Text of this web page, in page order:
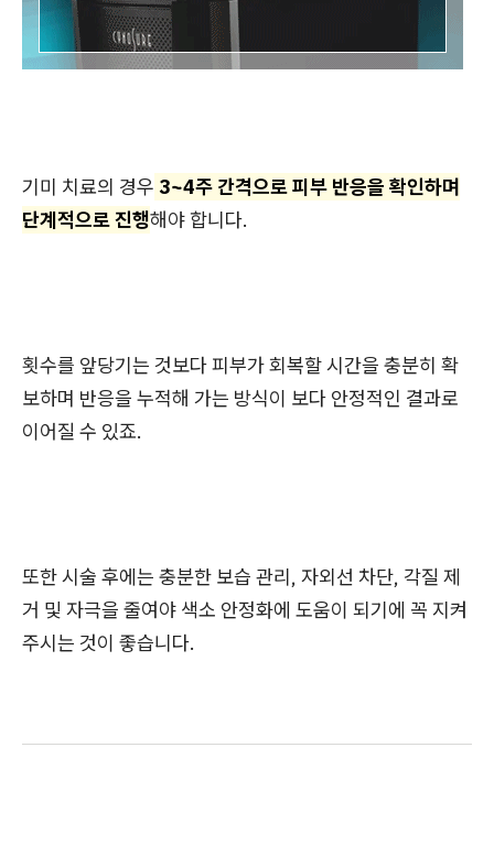
기미 치료의 경우 3~4주 간격으로 피부 반응을 확인하며
단계적으로 진행해야 합니다.
횟수를 앞당기는 것보다 피부가 회복할 시간을 충분히 확
보하며 반응을 누적해 가는 방식이 보다 안정적인 결과로
이어질 수 있죠.
또한 시술 후에는 충분한 보습 관리, 자외선 차단, 각질 제
거 및 자극을 줄여야 색소 안정화에 도움이 되기에 꼭 지켜
주시는 것이 좋습니다.